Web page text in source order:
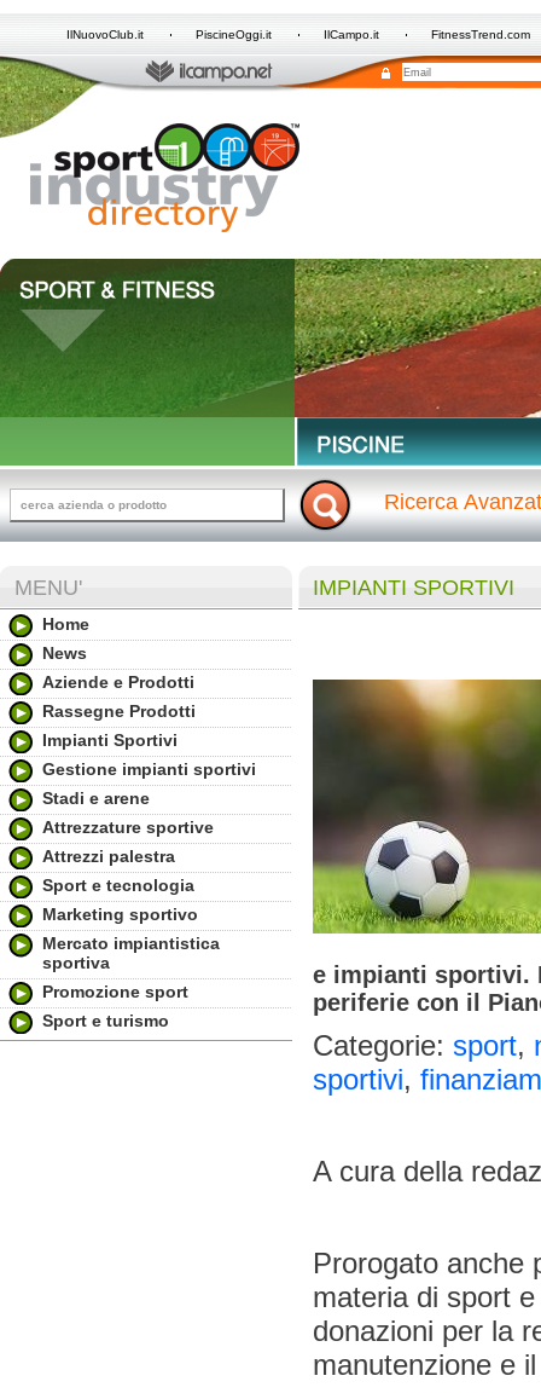
IlNuovoClub.it PiscineOggi.it IlCampo.it FitnessTrend.com
Ricerca
MENU'
Home
News
Aziende e Prodotti
Rassegne Prodotti
Impianti Sportivi
Gestione impianti sportivi
Stadi e arene
Attrezzature sportive
Attrezzi palestra
Sport e tecnologia
Marketing sportivo
Mercato impiantistica
sportiva
Promozione sport
Sport e turismo
IMPIANTI SPORTIVI
e impianti sportivi.
periferie con il
Categorie: sport,
sportivi,
A cura della
Prorogato anche
materia di sport
donazioni per la
manutenzione e